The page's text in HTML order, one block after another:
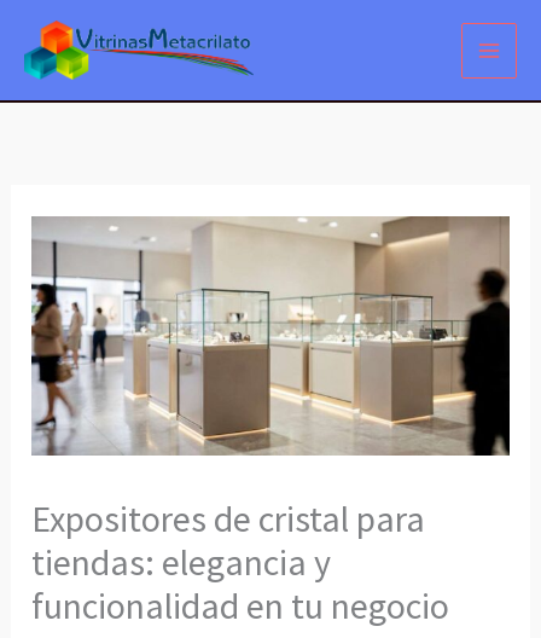
contenido
Expositores de cristal para
tiendas: elegancia y
funcionalidad en tu negocio